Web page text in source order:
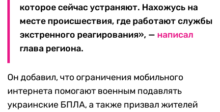
которое сейчас устраняют. Нахожусь на
месте происшествия, где работают службы
экстренного реагирования», — написал
глава региона.
Он добавил, что ограничения мобильного
интернета помогают военным подавлять
украинские БПЛА, а также призвал жителей